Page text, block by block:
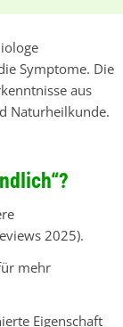
Symptome. Die
aus
Naturheilkunde.
2025).
mehr
Eigenschaft